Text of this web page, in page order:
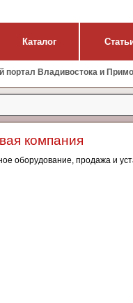
Каталог
портал Владивостока и
компания
оборудование, продажа и